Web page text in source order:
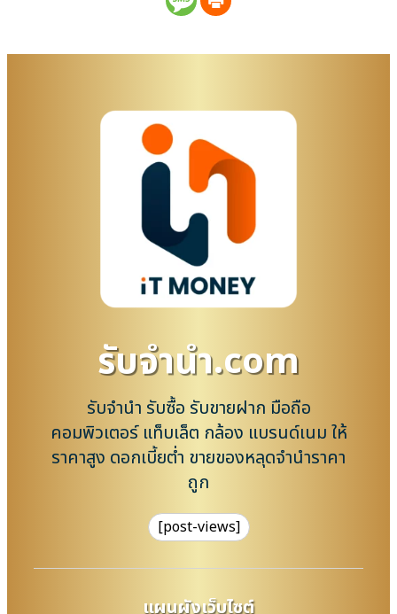
รับจํานํา.com
รับจำนำ รับซื้อ รับขายฝาก มือถือ
คอมพิวเตอร์ แท็บเล็ต กล้อง แบรนด์เนม ให้
ราคาสูง ดอกเบี้ยต่ำ ขายของหลุดจำนำราคา
ถูก
[post-views]
แผนผังเว็บไซต์